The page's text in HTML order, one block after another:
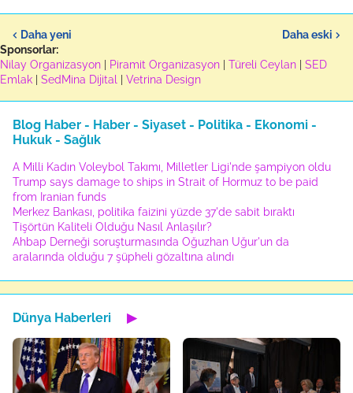
Daha yeni
Daha eski
Sponsorlar:
Nilay Organizasyon
Piramit Organizasyon Türeli Ceylan
SED
Emlak
SedMina Dijital Vetrina Design
Blog Haber - Haber - Siyaset - Politika - Ekonomi -
Hukuk - Sağlık
A Milli Kadın Voleybol Takımı, Milletler Ligi'nde şampiyon oldu
Trump says damage to ships in Strait of Hormuz to be paid
from Iranian funds
Merkez Bankası, politika faizini yüzde 37'de sabit bıraktı
Tişörtün Kaliteli Olduğu Nasıl Anlaşılır?
Ahbap Derneği soruşturmasında Oğuzhan Uğur'un da
aralarında olduğu 7 şüpheli gözaltına alındı
Dünya Haberleri ▶